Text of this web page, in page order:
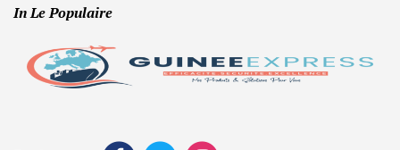
In Le Populaire